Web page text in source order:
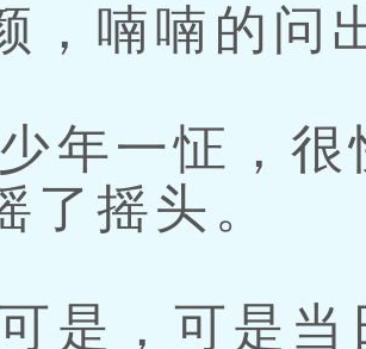
，喃喃的问
年一怔，很
了摇头。
是，可是当